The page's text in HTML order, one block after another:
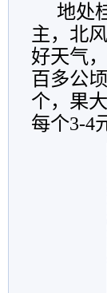
地处
主，北
好天气
百多公
个，果
每个3-4